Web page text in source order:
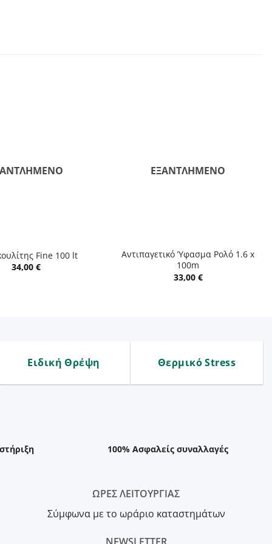
Fine 100 lt
34,00 €
ΕΞΑΝΤΛΗΜΈΝΟ
Αντιπαγετικό Ύφασμα Ρολό 1.6 x
100m
33,00 €
Ειδική Θρέψη Θερμικό Stress
100% Ασφαλείς συναλλαγές
ΩΡΕΣ ΛΕΙΤΟΥΡΓΙΑΣ
Σύμφωνα με το ωράριο καταστημάτων